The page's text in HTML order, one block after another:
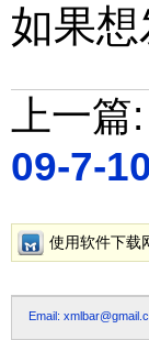
如果
上一篇:
09-7-
使用软件下载
Email: